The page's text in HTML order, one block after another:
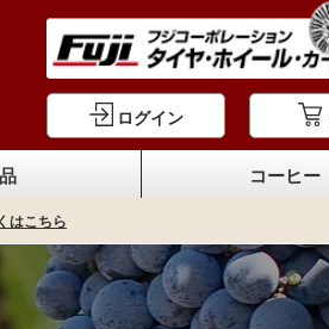
ログイン
み
オイル
タ
ソース
ブ
コーヒー
はこちら